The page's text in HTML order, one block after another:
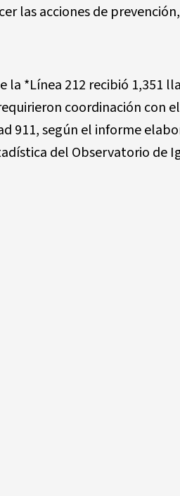
las acciones de
la *Línea 212 recibió 1,351
coordinación con
911, según el informe
del Observatorio de